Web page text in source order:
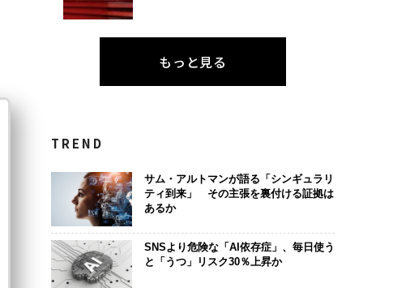
もっと見る
TREND
サム・アルトマンが語る「シンギュラリ
ティ到来」 その主張を裏付ける証拠は
あるか
SNSより危険な「AI依存症」、毎日使う
と「うつ」リスク30％上昇か